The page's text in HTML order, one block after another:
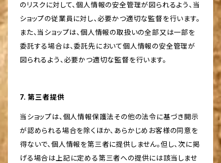
のリスクに対して、個人情報の安全管理が図られるよう、当
ショップの従業員に対し、必要かつ適切な監督を行います。
また、当ショップは、個人情報の取扱いの全部又は一部を
委託する場合は、委託先において個人情報の安全管理が
図られるよう、必要かつ適切な監督を行います。
7. 第三者提供
当ショップは、個人情報保護法その他の法令に基づき開示
が認められる場合を除くほか、あらかじめお客様の同意を
得ないで、個人情報を第三者に提供しません。但し、次に掲
げる場合は上記に定める第三者への提供には該当しませ